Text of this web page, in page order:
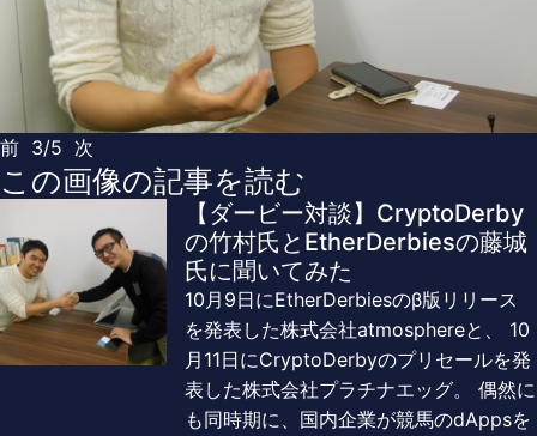
前 3/5 次
この画像の記事を読む
【ダービー対談】CryptoDerby
の竹村氏とEtherDerbiesの藤城
氏に聞いてみた
10月9日にEtherDerbiesのβ版リリース
を発表した株式会社atmosphereと、 10
月11日にCryptoDerbyのプリセールを発
表した株式会社プラチナエッグ。 偶然に
も同時期に、国内企業が競馬のdAppsを